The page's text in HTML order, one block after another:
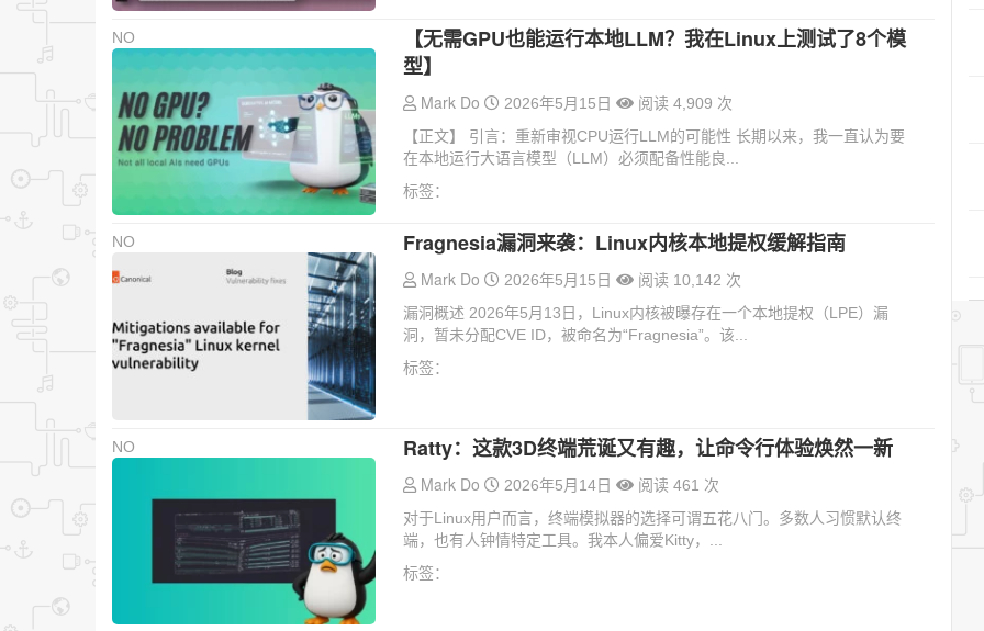
NO
【无需GPU也能运行本地LLM？我在Linux上测试了8个模
型】
Mark Do 2026年5月15日
阅读 4,909 次
【正文】 引言：重新审视CPU运行LLM的可能性 长期以来，我一直认为要
在本地运行大语言模型（LLM）必须配备性能良...
标签：
NO Fragnesia漏洞来袭：Linux内核本地提权缓解指南
Mark Do 2026年5月15日
阅读 10,142 次
漏洞概述 2026年5月13日，Linux内核被曝存在一个本地提权（LPE）漏
洞，暂未分配CVE ID，被命名为“Fragnesia”。该...
标签：
NO Ratty：这款3D终端荒诞又有趣，让命令行体验焕然一新
Mark Do 2026年5月14日
阅读 461 次
对于Linux用户而言，终端模拟器的选择可谓五花八门。多数人习惯默认终
端，也有人钟情特定工具。我本人偏爱Kitty，...
标签：